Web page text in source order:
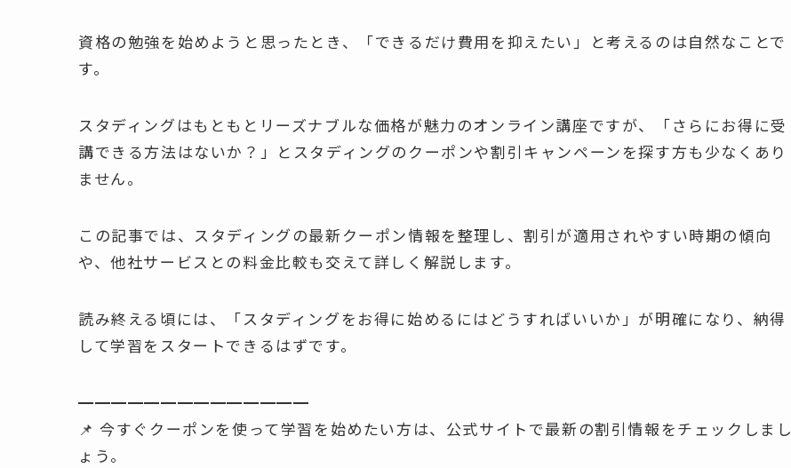
資格の勉強を始めようと思ったとき、「できるだけ費用を抑えたい」と考えるのは自然なことで
す。
スタディングはもともとリーズナブルな価格が魅力のオンライン講座ですが、「さらにお得に受
講できる方法はないか？」とスタディングのクーポンや割引キャンペーンを探す方も少なくあり
ません。
この記事では、スタディングの最新クーポン情報を整理し、割引が適用されやすい時期の傾向
や、他社サービスとの料金比較も交えて詳しく解説します。
読み終える頃には、「スタディングをお得に始めるにはどうすればいいか」が明確になり、納得
して学習をスタートできるはずです。
━━━━━━━━━━━━━━
📌 今すぐクーポンを使って学習を始めたい方は、公式サイトで最新の割引情報をチェックしまし
ょう。